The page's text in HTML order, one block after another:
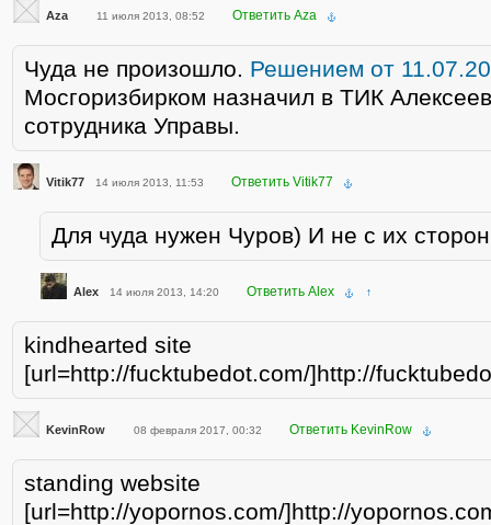
Aza 11 июля 2013, 08:52 Ответить Aza
Чуда не произошло. Решением от
Мосгоризбирком назначил в ТИК
сотрудника Управы.
Vitik77 14 июля 2013, 11:53 Ответить Vitik77
Для чуда нужен Чуров) И не с их
Alex 14 июля 2013, 14:20 Ответить Alex ↑
kindhearted site
[url=http://fucktubedot.com/]http://
KevinRow 08 февраля 2017, 00:32 Ответить KevinRow
standing website
[url=http://yopornos.com/]http://